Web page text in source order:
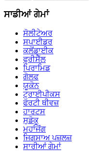
ਸਾਡੀਆਂ ਗੇਮਾਂ
ਸੋਲੀਟੇਅਰ
ਸਪਾਈਡਰ
ਕਲੋਂਡਾਈਕ
ਫ੍ਰੀਸੈੱਲ
ਪਿਰਾਮਿਡ
ਗੋਲਫ
ਯੂਕੋਨ
ਟ੍ਰਾਈਪੀਕਸ
ਫੋਰਟੀ ਥੀਵਜ਼
ਹਾਰਟਸ
ਸੁਡੋਕੂ
ਮਹਾਂਜੋਂਗ
ਜਿਗਸਾਅ ਪਜ਼ਲਜ਼
ਸਾਰੀਆਂ ਗੇਮਾਂ